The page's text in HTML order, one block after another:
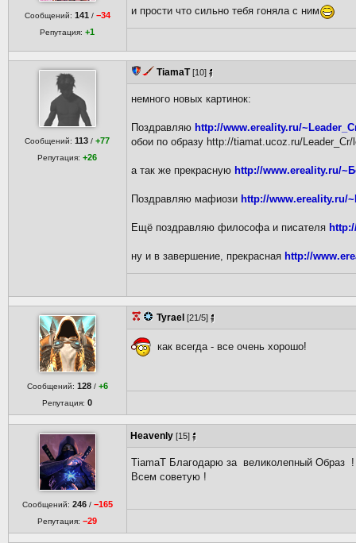
Сообщений: 141 / −34
Репутация:+1
и прости что сильно тебя гоняла с ним
Сообщений:113 /+77
Репутация:+26
TiamaT[10]
немного новых картинок:
Поздравляю http://www.ereality.ru/
обои по образу http://tiamat.ucoz.ru/Leader_Cr/
а так же прекрасную http://www.ereality.ru/
Поздравляю мафиози http://www.ereality.ru/
Ещё поздравляю философа и писателя
ну и в завершение, прекрасная http://
Сообщений: 128 / +6
Репутация:0
Tyrael [21/5]
как всегда - все очень хорошо!
Сообщений: 246 / −165
Репутация:−29
Heavenly [15]
TiamaT Благодарю за великолепный Образ
Всем советую !